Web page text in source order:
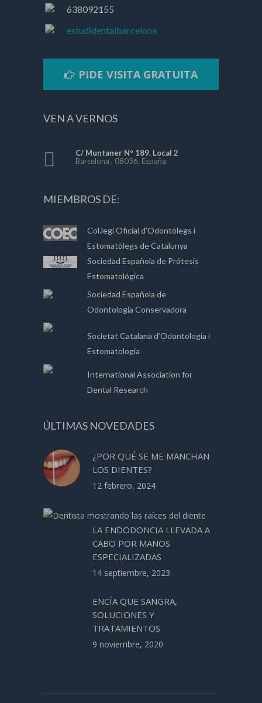
638092155
estudidentalbarcelona
PIDE VISITA GRATUITA
VEN A VERNOS
C/ Muntaner Nº 189. Local 2
Barcelona , 08036, España
MIEMBROS DE:
Col.legi Oficial d'Odontòlegs i
Estomatòlegs de Catalunya
Sociedad Española de Prótesis
Estomatológica
Sociedad Española de
Odontología Conservadora
Societat Catalana d’Odontologia i
Estomatologia
International Association for
Dental Research
ÚLTIMAS NOVEDADES
¿POR QUÉ SE ME MANCHAN
LOS DIENTES?
12 febrero, 2024
LA ENDODONCIA LLEVADA A
CABO POR MANOS
ESPECIALIZADAS
14 septiembre, 2023
ENCÍA QUE SANGRA,
SOLUCIONES Y
TRATAMIENTOS
9 noviembre, 2020